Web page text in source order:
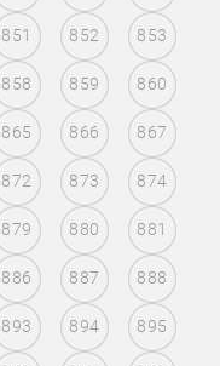
851 852 853
858 859 860
865 866 867
872 873 874
879 880 881
886 887 888
893 894 895